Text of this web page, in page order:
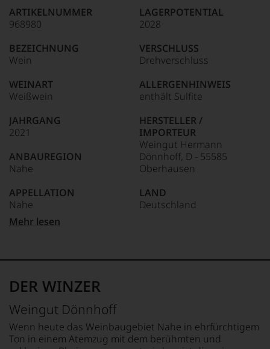
90–94 Punkte:
Unter 85 Punkte:
für
»Fine
für
die
edlen
Weine
der
Welt,
kaum
ein
Das
dokumentieren
auch
und
gerade
mit
Medaillen
Weinjournalisten
Fachpublikationen
unseren
Aussendungen
ARTIKELNUMMER
968980
BEZEICHNUNG
Wein
WEINART
Weißwein
JAHRGANG
2021
ANBAUREGION
Nahe
APPELLATION
Nahe
REBSORTEN
TRINKTEMPERATUR
13 % Vol.
LAGERPOTENTIAL
2028
VERSCHLUSS
Drehverschluss
ALLERGENHINWEIS
enthält Sulfite
HERSTELLER /
IMPORTEUR
Weingut Hermann
Dönnhoff, D - 55585
Oberhausen
LAND
Deutschland
GESCHMACK
Mehr lesen
DER WINZER
Weingut Dönnhoff
Wenn heute das Weinbaugebiet Nahe in ehrfürchtigem
Ton in einem Atemzug mit dem berühmten und